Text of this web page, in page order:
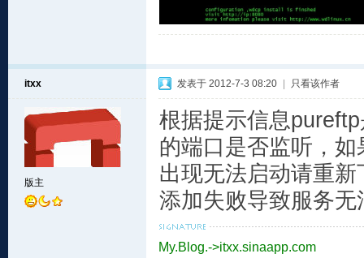
itxx
版主
发表于 2012-7-3 08:20 只看该作者
根据提示信息
的端口是否监听，
出现无法启动请重
添加失败导致服务
My.Blog.->itxx.sinaapp.com